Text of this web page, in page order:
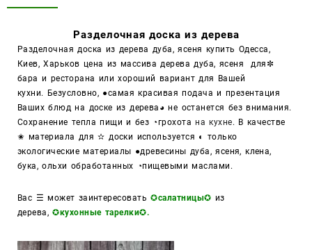
дерева
Разделочная доска из дерева
Разделочная доска из дерева дуба, ясеня купить Одесса,
Киев, Харьков цена из массива дерева дуба, ясеня для ✼
бара и ресторана или хороший вариант для Вашей
кухни. Безусловно, ●самая красивая подача и презентация
Ваших блюд на доске из дерева◕ не останется без внимания.
Сохранение тепла пищи и без ◔грохота на кухне. В качестве
✬ материала для ✫ доски используется ◐ только
экологические материалы ●древесины дуба, ясеня, клена,
бука, ольхи обработанных ◔пищевыми маслами.
Вас ☰ может заинтересовать✪салатницы✪ из
дерева,✪кухонные тарелки✪.